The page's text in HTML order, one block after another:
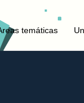
temáticas